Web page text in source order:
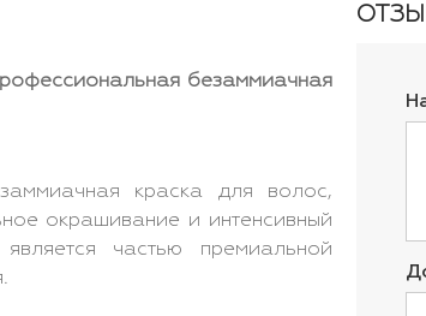
безаммиачная
краска для волос,
окрашивание и интенсивный
частью премиальной